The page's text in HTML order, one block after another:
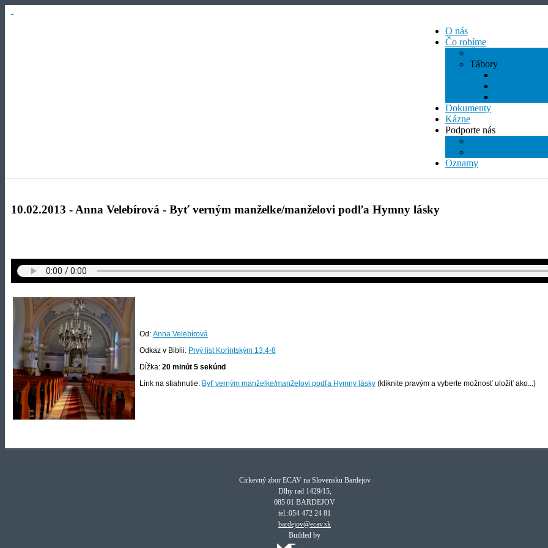
O nás
Čo robíme
Tábory
Dokumenty
Kázne
Podporte nás
Oznamy
10.02.2013 - Anna Velebírová - Byť verným manželke/manželovi podľa Hymny lásky
Od: Anna Velebírová
Odkaz v Biblii: Prvý list Korintským 13:4-8
Dĺžka: 20 minút 5 sekúnd
Link na stiahnutie: Byť verným manželke/manželovi podľa Hymny lásky (kliknite pravým a vyberte možnosť uložiť ako...)
Cirkevný zbor ECAV na Slovensku Bardejov
Dlhy rad 1429/15,
085 01 BARDEJOV
tel.:054 472 24 81
bardejov@ecav.sk
Builded by